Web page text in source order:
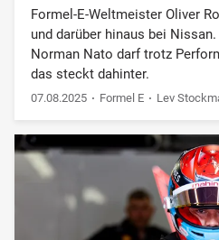
Formel-E-Weltmeister Oliver
und darüber hinaus bei
Norman Nato darf trotz
das steckt dahinter.
07.08.2025 Formel E Lev